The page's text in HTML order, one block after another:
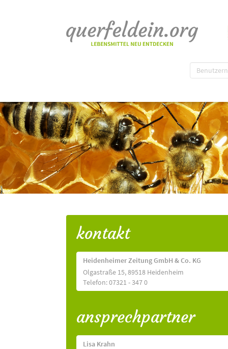
kontakt
Heidenheimer Zeitung GmbH & Co. KG
Olgastraße 15, 89518 Heidenheim
Telefon: 07321 - 347 0
ansprechpartner
Lisa Krahn